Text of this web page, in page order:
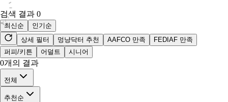
검색 결과 0
최신순
인기순
상세 필터
멍냥닥터 추천 AAFCO 만족
FEDIAF 만족
퍼피/키튼
어덜트 시니어
0개의 결과
전체
추천순